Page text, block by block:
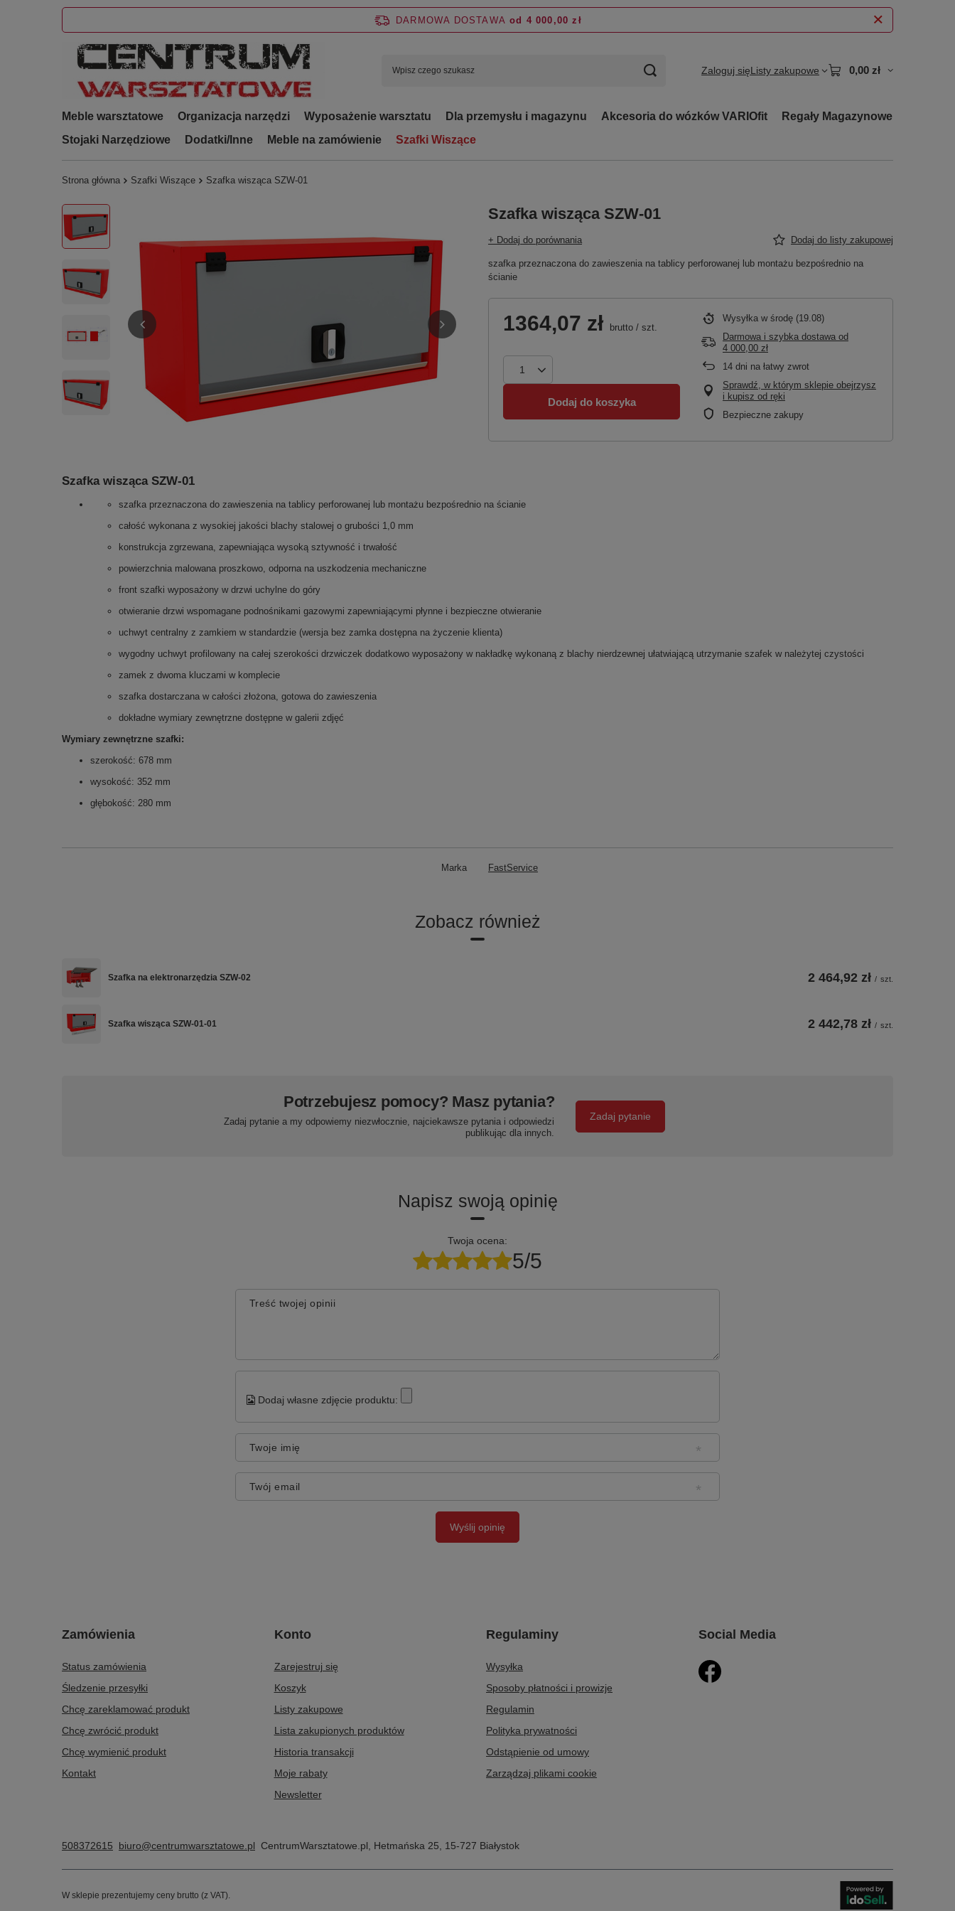
DARMOWA DOSTAWA od 4 000,00 zł
Zaloguj sięListy zakupowe 0,00 zł
Meble warsztatowe Organizacja narzędzi Wyposażenie warsztatu Dla przemysłu i magazynu Akcesoria do wózków VARIOfit
Regały Magazynowe
Stojaki Narzędziowe
Dodatki/Inne Meble na zamówienie Szafki Wiszące
Strona główna Szafki Wiszące Szafka wisząca SZW-01
Szafka wisząca SZW-01
+ Dodaj do porównania Dodaj do listy zakupowej
szafka przeznaczona do zawieszenia na tablicy perforowanej lub montażu bezpośrednio na
ścianie
1364,07 zł brutto / szt.
Dodaj do koszyka
Wysyłka w środę (19.08)
Darmowa i szybka dostawa od
4 000,00 zł
14 dni na łatwy zwrot
Sprawdź, w którym sklepie obejrzysz
i kupisz od ręki
Bezpieczne zakupy
Szafka wisząca SZW-01
szafka przeznaczona do zawieszenia na tablicy perforowanej lub montażu bezpośrednio na ścianie
całość wykonana z wysokiej jakości blachy stalowej o grubości 1,0 mm
konstrukcja zgrzewana, zapewniająca wysoką sztywność i trwałość
powierzchnia malowana proszkowo, odporna na uszkodzenia mechaniczne
front szafki wyposażony w drzwi uchylne do góry
otwieranie drzwi wspomagane podnośnikami gazowymi zapewniającymi płynne i bezpieczne otwieranie
uchwyt centralny z zamkiem w standardzie (wersja bez zamka dostępna na życzenie klienta)
wygodny uchwyt profilowany na całej szerokości drzwiczek dodatkowo wyposażony w nakładkę wykonaną z blachy nierdzewnej ułatwiającą utrzymanie szafek w należytej czystości
zamek z dwoma kluczami w komplecie
szafka dostarczana w całości złożona, gotowa do zawieszenia
dokładne wymiary zewnętrzne dostępne w galerii zdjęć
Wymiary zewnętrzne szafki:
szerokość: 678 mm
wysokość: 352 mm
głębokość: 280 mm
Marka FastService
Zobacz również
Szafka na elektronarzędzia SZW-02 2 464,92 zł / szt.
Szafka wisząca SZW-01-01 2 442,78 zł / szt.
Potrzebujesz pomocy? Masz pytania?
Zadaj pytanie a my odpowiemy niezwłocznie, najciekawsze pytania i odpowiedzi
publikując dla innych.
Zadaj pytanie
Napisz swoją opinię
Twoja ocena:
5/5
Treść twojej opinii
Dodaj własne zdjęcie produktu:
Twoje imię
Twój email
Wyślij opinię
Zamówienia
Status zamówienia
Śledzenie przesyłki
Chcę zareklamować produkt
Chcę zwrócić produkt
Chcę wymienić produkt
Kontakt
Konto
Zarejestruj się
Koszyk
Listy zakupowe
Lista zakupionych produktów
Historia transakcji
Moje rabaty
Newsletter
Regulaminy
Wysyłka
Sposoby płatności i prowizje
Regulamin
Polityka prywatności
Odstąpienie od umowy
Zarządzaj plikami cookie
Social Media
508372615 biuro@centrumwarsztatowe.pl CentrumWarsztatowe.pl Hetmańska 25 15-727 Białystok
W sklepie prezentujemy ceny brutto (z VAT).